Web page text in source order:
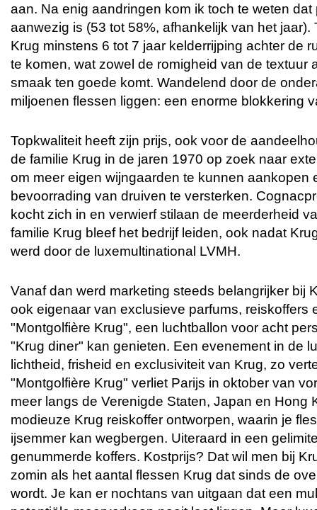
aan. Na enig aandringen kom ik toch te weten dat
aanwezig is (53 tot 58%, afhankelijk van het jaar).
Krug minstens 6 tot 7 jaar kelderrijping achter de
te komen, wat zowel de romigheid van de textuur
smaak ten goede komt. Wandelend door de
miljoenen flessen liggen: een enorme blokkering
Topkwaliteit heeft zijn prijs, ook voor de
de familie Krug in de jaren 1970 op zoek naar
om meer eigen wijngaarden te kunnen aankopen
bevoorrading van druiven te versterken.
kocht zich in en verwierf stilaan de meerderheid
familie Krug bleef het bedrijf leiden, ook nadat
werd door de luxemultinational LVMH.
Vanaf dan werd marketing steeds belangrijker bij
ook eigenaar van exclusieve parfums, reiskoffers
"Montgolfière Krug", een luchtballon voor acht
"Krug diner" kan genieten. Een evenement in de
lichtheid, frisheid en exclusiviteit van Krug, zo
"Montgolfière Krug" verliet Parijs in oktober van
meer langs de Verenigde Staten, Japan en Hong
modieuze Krug reiskoffer ontworpen, waarin je
ijsemmer kan wegbergen. Uiteraard in een
genummerde koffers. Kostprijs? Dat wil men bij
zomin als het aantal flessen Krug dat sinds de
wordt. Je kan er nochtans van uitgaan dat een